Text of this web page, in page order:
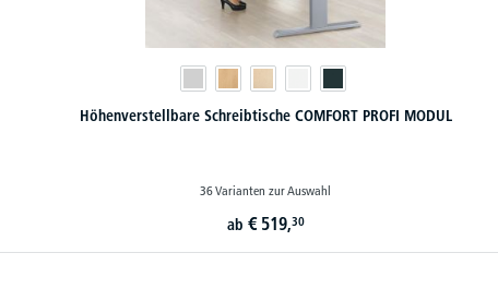
Höhenverstellbare Schreibtische COMFORT PROFI MODUL
36 Varianten zur Auswahl
ab € 519,30